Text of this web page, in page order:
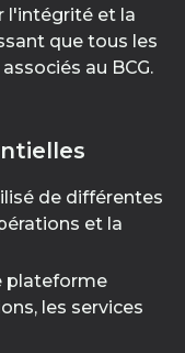
l'intégrité et la
que tous les
au BCG.
de différentes
et la
plateforme
les services